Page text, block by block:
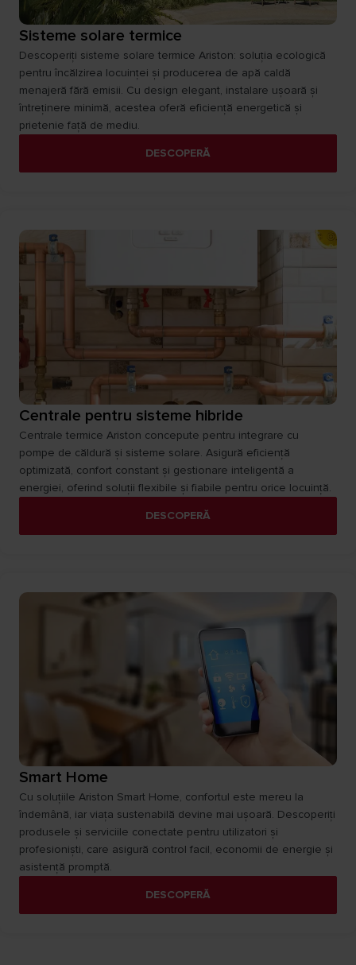
Sisteme solare termice
Descoperiți sisteme solare termice Ariston: soluția ecologică
pentru încălzirea locuinței și producerea de apă caldă
menajeră fără emisii. Cu design elegant, instalare ușoară și
întreținere minimă, acestea oferă eficiență energetică și
prietenie față de mediu.
DESCOPERĂ
Centrale pentru sisteme hibride
Centrale termice Ariston concepute pentru integrare cu
pompe de căldură și sisteme solare. Asigură eficiență
optimizată, confort constant și gestionare inteligentă a
energiei, oferind soluții flexibile și fiabile pentru orice locuință.
DESCOPERĂ
Smart Home
Cu soluțiile Ariston Smart Home, confortul este mereu la
îndemână, iar viața sustenabilă devine mai ușoară. Descoperiți
produsele și serviciile conectate pentru utilizatori și
profesioniști, care asigură control facil, economii de energie și
asistență promptă.
DESCOPERĂ